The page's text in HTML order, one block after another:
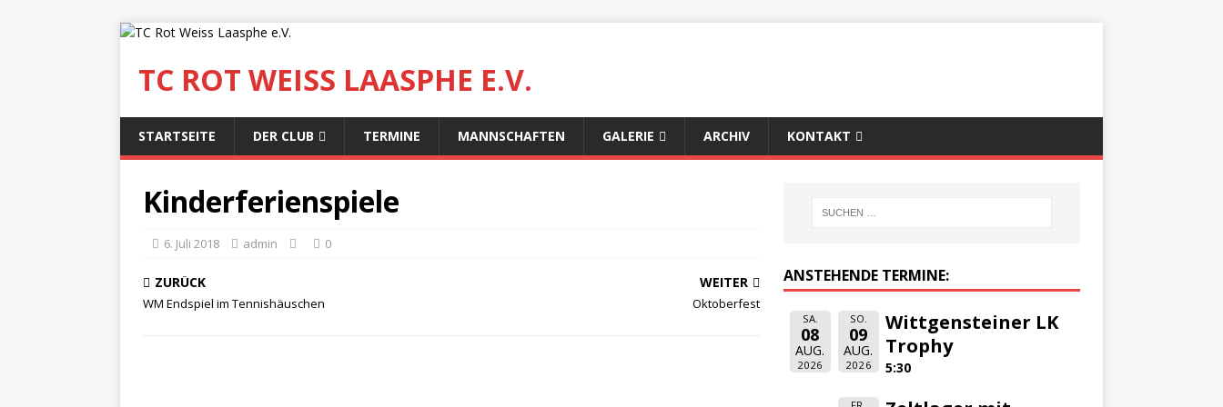
TC ROT WEISS LAASPHE E.V.
STARTSEITE DER CLUB TERMINE MANNSCHAFTEN GALERIE ARCHIV KONTAKT
Kinderferienspiele
6. Juli 2018 admin 0
ZURÜCK
WM Endspiel im Tennishäuschen
WEITER
Oktoberfest
ANSTEHENDE TERMINE:
SA.
08
AUG.
2026
SO.
09
AUG.
2026
Wittgensteiner LK
Trophy
5:30